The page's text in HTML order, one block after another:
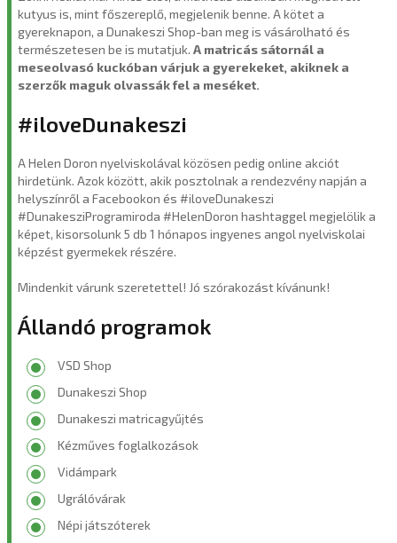
kutyus is, mint főszereplő, megjelenik benne. A kötet a
gyereknapon, a Dunakeszi Shop-ban meg is vásárolható és
természetesen be is mutatjuk. A matricás sátornál a
meseolvasó kuckóban várjuk a gyerekeket, akiknek a
szerzők maguk olvassák fel a meséket.
#iloveDunakeszi
A Helen Doron nyelviskolával közösen pedig online akciót
hirdetünk. Azok között, akik posztolnak a rendezvény napján a
helyszínről a Facebookon és #iloveDunakeszi
#DunakesziProgramiroda #HelenDoron hashtaggel megjelölik a
képet, kisorsolunk 5 db 1 hónapos ingyenes angol nyelviskolai
képzést gyermekek részére.
Mindenkit várunk szeretettel! Jó szórakozást kívánunk!
Állandó programok
VSD Shop
Dunakeszi Shop
Dunakeszi matricagyűjtés
Kézműves foglalkozások
Vidámpark
Ugrálóvárak
Népi játszóterek